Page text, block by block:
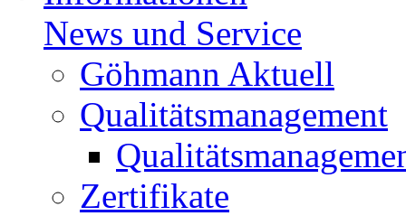
News und Service
Göhmann Aktuell
Qualitätsmanagement
Zertifikate